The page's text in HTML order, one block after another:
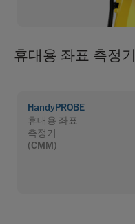
휴대용 좌표 측정기
HandyPROBE
휴대용 좌표
측정기
(CMM)